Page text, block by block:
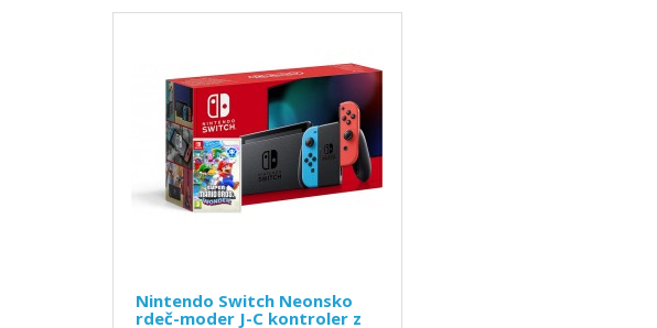
Nintendo Switch Neonsko
rdeč-moder J-C kontroler z